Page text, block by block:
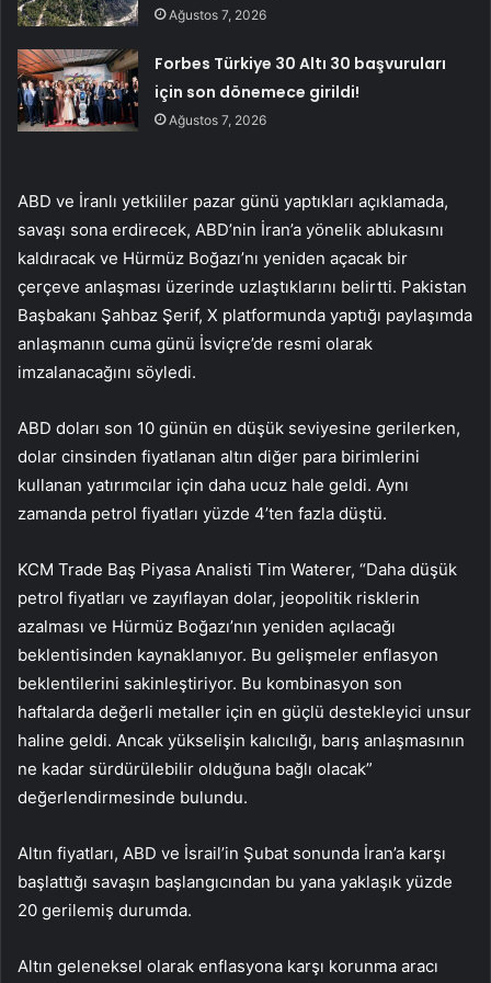
Ağustos 7, 2026
Forbes Türkiye 30 Altı 30 başvuruları
için son dönemece girildi!
Ağustos 7, 2026
ABD ve İranlı yetkililer pazar günü yaptıkları açıklamada,
savaşı sona erdirecek, ABD’nin İran’a yönelik ablukasını
kaldıracak ve Hürmüz Boğazı’nı yeniden açacak bir
çerçeve anlaşması üzerinde uzlaştıklarını belirtti. Pakistan
Başbakanı Şahbaz Şerif, X platformunda yaptığı paylaşımda
anlaşmanın cuma günü İsviçre’de resmi olarak
imzalanacağını söyledi.
ABD doları son 10 günün en düşük seviyesine gerilerken,
dolar cinsinden fiyatlanan altın diğer para birimlerini
kullanan yatırımcılar için daha ucuz hale geldi. Aynı
zamanda petrol fiyatları yüzde 4’ten fazla düştü.
KCM Trade Baş Piyasa Analisti Tim Waterer, “Daha düşük
petrol fiyatları ve zayıflayan dolar, jeopolitik risklerin
azalması ve Hürmüz Boğazı’nın yeniden açılacağı
beklentisinden kaynaklanıyor. Bu gelişmeler enflasyon
beklentilerini sakinleştiriyor. Bu kombinasyon son
haftalarda değerli metaller için en güçlü destekleyici unsur
haline geldi. Ancak yükselişin kalıcılığı, barış anlaşmasının
ne kadar sürdürülebilir olduğuna bağlı olacak”
değerlendirmesinde bulundu.
Altın fiyatları, ABD ve İsrail’in Şubat sonunda İran’a karşı
başlattığı savaşın başlangıcından bu yana yaklaşık yüzde
20 gerilemiş durumda.
Altın geleneksel olarak enflasyona karşı korunma aracı